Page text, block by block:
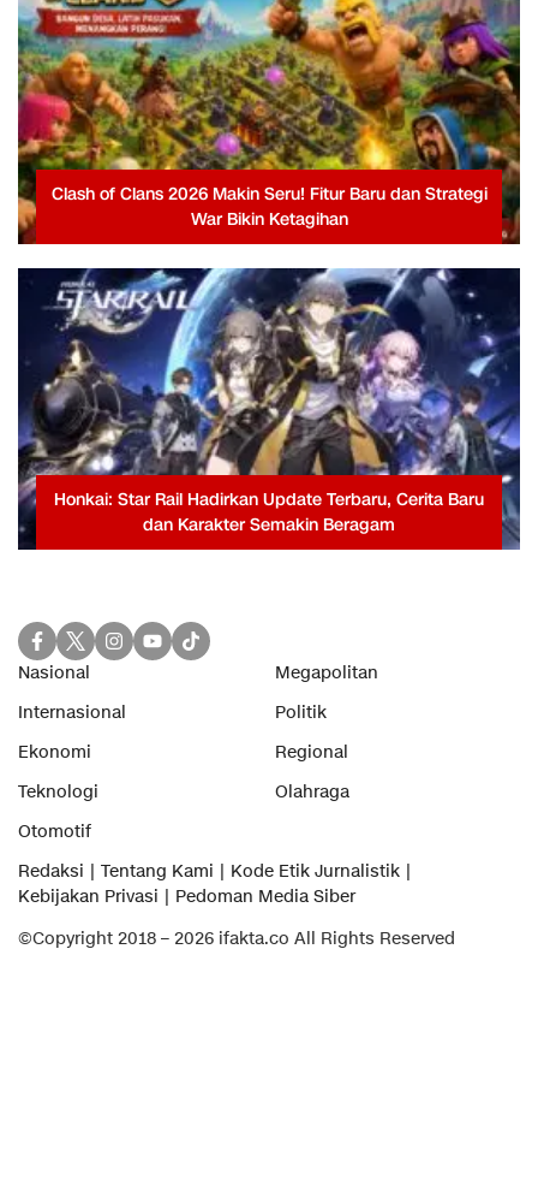
Clash of Clans 2026 Makin Seru! Fitur Baru dan Strategi
War Bikin Ketagihan
Honkai: Star Rail Hadirkan Update Terbaru, Cerita Baru
dan Karakter Semakin Beragam
Nasional
Megapolitan
Internasional
Politik
Ekonomi
Regional
Teknologi
Olahraga
Otomotif
Redaksi
Tentang Kami
Kode Etik Jurnalistik
Kebijakan Privasi
Pedoman Media Siber
©Copyright 2018 – 2026 ifakta.co All Rights Reserved